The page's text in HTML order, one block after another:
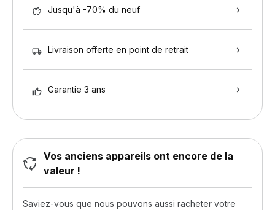
Jusqu'à -70% du neuf
Livraison offerte en point de retrait
Garantie 3 ans
Vos anciens appareils ont encore de la
valeur !
Saviez-vous que nous pouvons aussi racheter votre